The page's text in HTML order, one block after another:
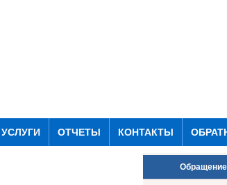
ОТЧЕТЫ КОНТАКТЫ